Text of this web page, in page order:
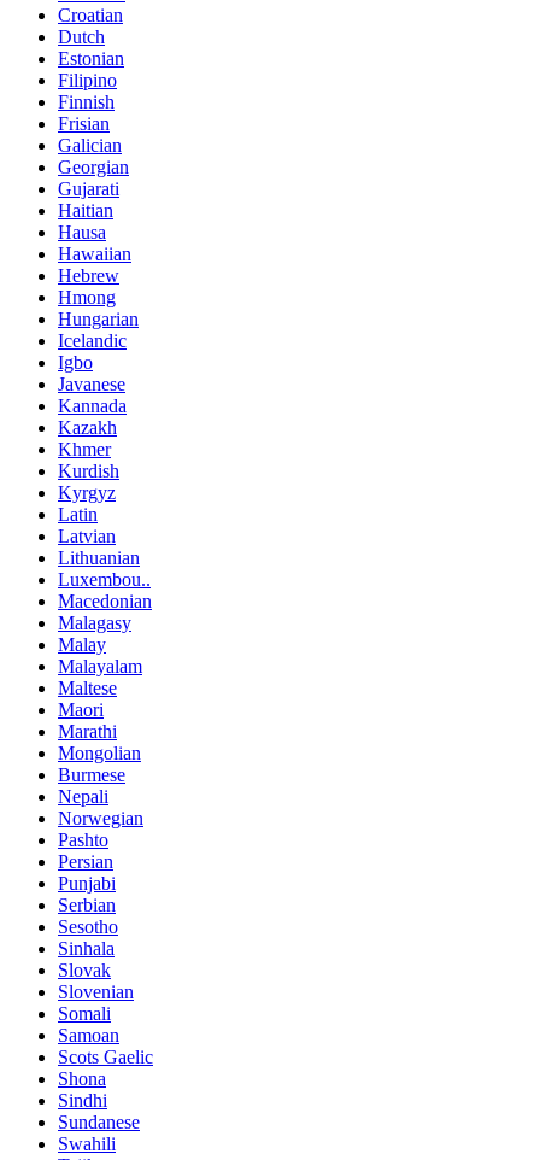
Croatian
Dutch
Estonian
Filipino
Finnish
Frisian
Galician
Georgian
Gujarati
Haitian
Hausa
Hawaiian
Hebrew
Hmong
Hungarian
Icelandic
Igbo
Javanese
Kannada
Kazakh
Khmer
Kurdish
Kyrgyz
Latin
Latvian
Lithuanian
Luxembou..
Macedonian
Malagasy
Malay
Malayalam
Maltese
Maori
Marathi
Mongolian
Burmese
Nepali
Norwegian
Pashto
Persian
Punjabi
Serbian
Sesotho
Sinhala
Slovak
Slovenian
Somali
Samoan
Scots Gaelic
Shona
Sindhi
Sundanese
Swahili